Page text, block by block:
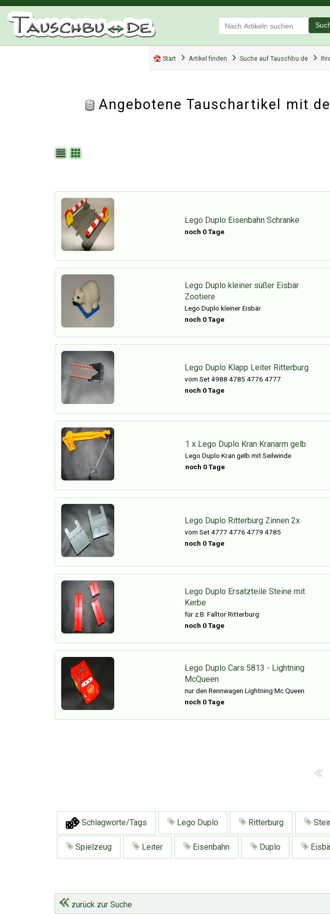
Start Artikel finden Suche auf Tauschbu.de
Angebotene Tauschartikel mit
Lego Duplo Eisenbahn Schranke
noch 0 Tage
Lego Duplo kleiner süßer Eisbär
Zootiere
Lego Duplo kleiner Eisbär
noch 0 Tage
Lego Duplo Klapp Leiter Ritterburg
vom Set 4988 4785 4776 4777
noch 0 Tage
1 x Lego Duplo Kran Kranarm gelb
Lego Duplo Kran gelb mit Seilwinde
noch 0 Tage
Lego Duplo Ritterburg Zinnen 2x
vom Set 4777 4776 4779 4785
noch 0 Tage
Lego Duplo Ersatzteile Steine mit
Kerbe
für z.B. Falltor Ritterburg
noch 0 Tage
Lego Duplo Cars 5813 - Lightning
McQueen
nur den Rennwagen Lightning Mc Queen
noch 0 Tage
Schlagworte/Tags Lego Duplo Ritterburg
Spielzeug Leiter Eisenbahn Duplo
zurück zur Suche